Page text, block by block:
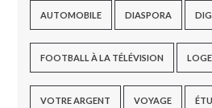
AUTOMOBILE DIASPORA
FOOTBALL À LA TÉLÉVISION
VOTRE ARGENT VOYAGE